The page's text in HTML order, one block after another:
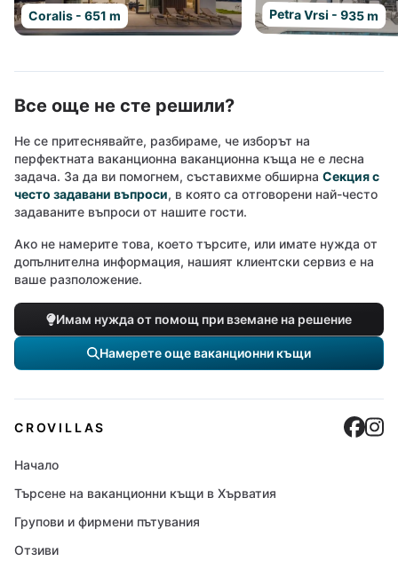
Coralis - 651 m Petra Vrsi - 935 m
Все още не сте решили?
Не се притеснявайте, разбираме, че изборът на
перфектната ваканционна ваканционна къща не е лесна
задача. За да ви помогнем, съставихме обширна Секция с
често задавани въпроси, в която са отговорени най-често
задаваните въпроси от нашите гости.
Ако не намерите това, което търсите, или имате нужда от
допълнителна информация, нашият клиентски сервиз е на
ваше разположение.
Имам нужда от помощ при вземане на решение
Намерете още ваканционни къщи
CROVILLAS
Начало
Търсене на ваканционни къщи в Хърватия
Групови и фирмени пътувания
Отзиви